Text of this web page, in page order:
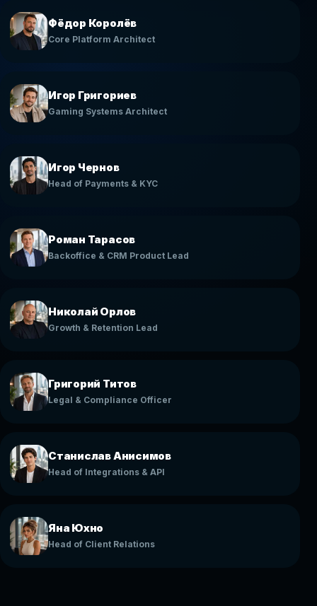
Фёдор Королёв
Core Platform Architect
Игор Григориев
Gaming Systems Architect
Игор Чернов
Head of Payments & KYC
Роман Тарасов
Backoffice & CRM Product Lead
Николай Орлов
Growth & Retention Lead
Григорий Титов
Legal & Compliance Officer
Станислав Анисимов
Head of Integrations & API
Яна Юхно
Head of Client Relations